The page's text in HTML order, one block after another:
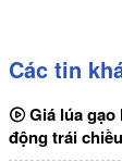
Các tin
Giá lúa gạo
động trái chiều